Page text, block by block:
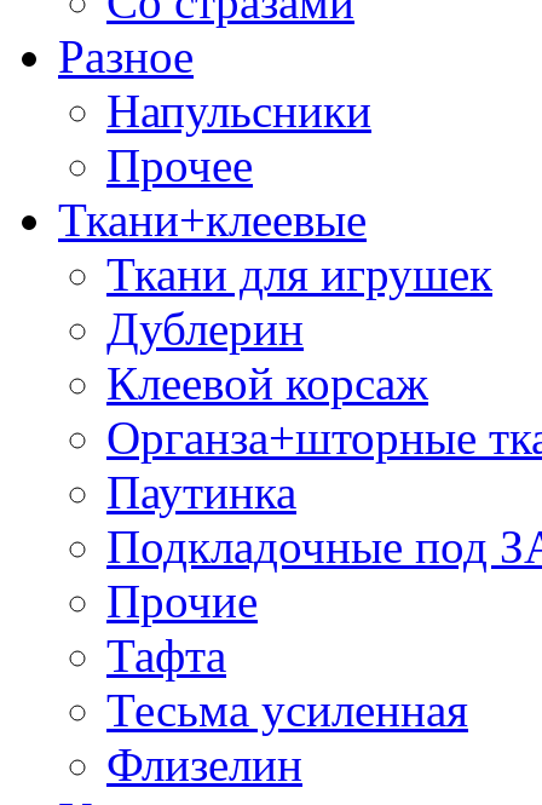
Разное
Напульсники
Прочее
Ткани+клеевые
Ткани для игрушек
Дублерин
Клеевой корсаж
Органза+шторные
Паутинка
Подкладочные под
Прочие
Тафта
Тесьма усиленная
Флизелин